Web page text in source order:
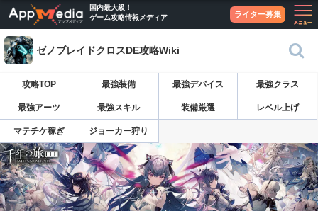
国内最大級！
ゲーム攻略情報メディア
ライター募集
ゼノブレイドクロスDE攻略Wiki
攻略TOP 最強装備 最強デバイス 最強クラス
最強アーツ 最強スキル 装備厳選 レベル上げ
マテチケ稼ぎ ジョーカー狩り